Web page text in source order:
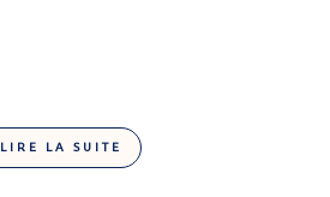
LIRE LA SUITE